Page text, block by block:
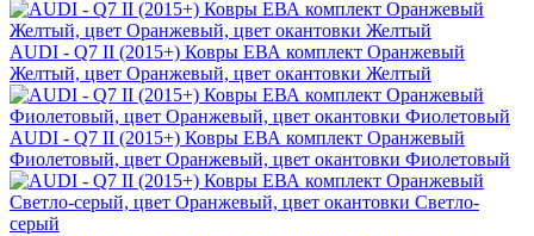
AUDI - Q7 II (2015+) Ковры ЕВА комплект Оранжевый
Желтый, цвет Оранжевый, цвет окантовки Желтый
AUDI - Q7 II (2015+) Ковры ЕВА комплект Оранжевый
Фиолетовый, цвет Оранжевый, цвет окантовки Фиолетовый